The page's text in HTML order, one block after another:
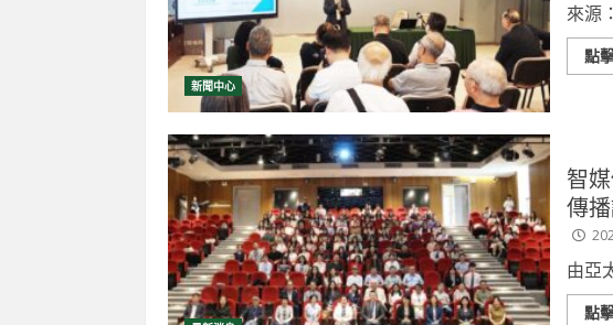
新聞中心
來源
點
智
傳
由亞
點